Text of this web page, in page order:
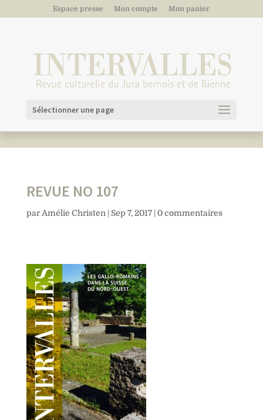
Espace presse Mon compte Mon panier
Sélectionner une page
REVUE NO 107
parAmélie Christen | Sep 7, 2017| 0 commentaires